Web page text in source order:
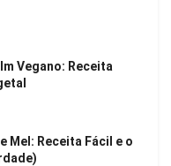
Vegano: Receita
Mel: Receita Fácil e o